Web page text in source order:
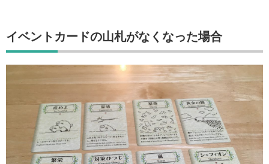
イベントカードの山札がなくなった場合